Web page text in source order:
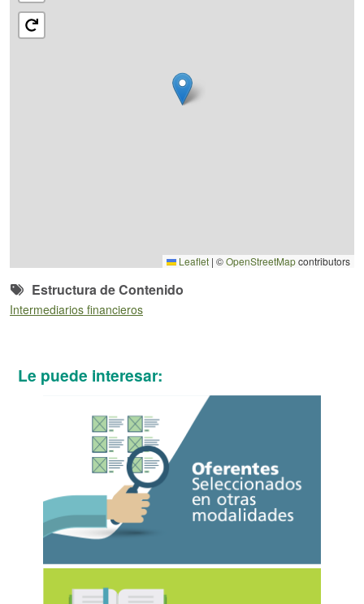
Leaflet | ©OpenStreetMapcontributors
Estructura de Contenido
Intermediarios financieros
Le puede interesar: